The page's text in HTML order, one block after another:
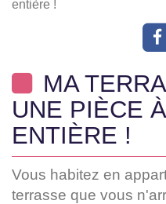
entière !
MA
UNE PIÈCE
ENTIÈRE !
Vous habitez en
terrasse que vous